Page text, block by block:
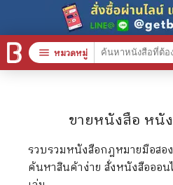
ขายหนังสือ หนั
รวบรวมหนังสือกฎหมายมือสอ
ค้นหาสินค้าง่าย สั่งหนังสือออน
menu หมวดหมู่
หนังสือทั้งหมด
สินค้าใช้เฉพาะแต้มเท่านั้น